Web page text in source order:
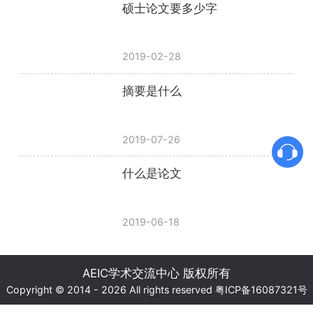
硕士论文要多少字
2019-02-28
摘要是什么
2019-07-26
什么是论文
2019-06-18
AEIC学术交流中心 版权所有
Copyright © 2014 - 2026 All rights reserved 粤ICP备16087321号